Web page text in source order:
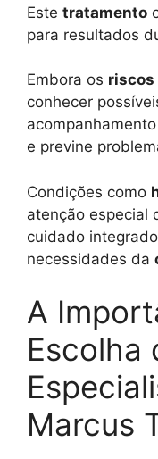
Este tratamento
para resultados
Embora os riscos
conhecer
e previne
Condições como
atenção especial
cuidado
necessidades da
A
Escolha
Marcus